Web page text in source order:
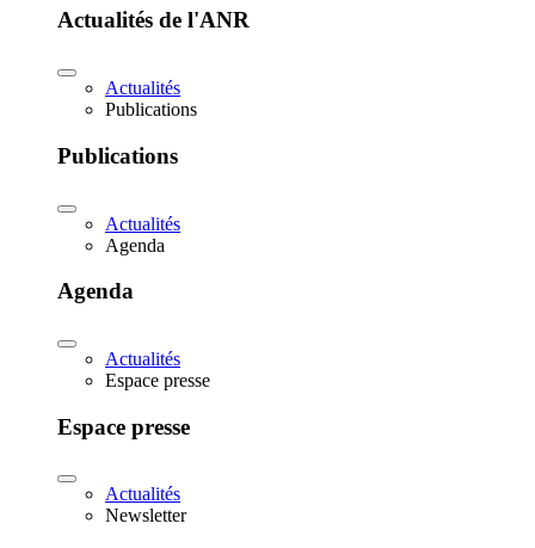
Actualités de l'ANR
Actualités
Publications
Publications
Actualités
Agenda
Agenda
Actualités
Espace presse
Espace presse
Actualités
Newsletter